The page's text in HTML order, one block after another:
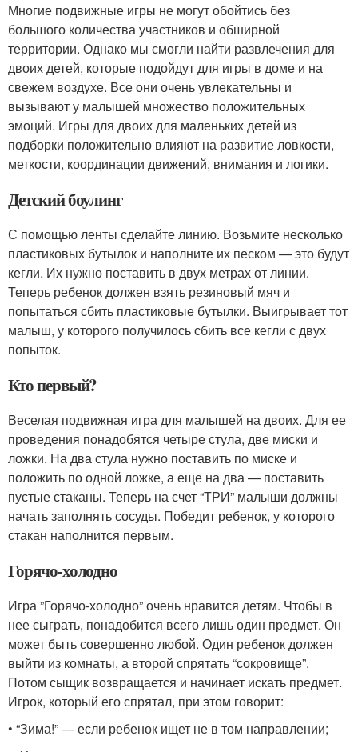
Многие подвижные игры не могут обойтись без
большого количества участников и обширной
территории. Однако мы смогли найти развлечения для
двоих детей, которые подойдут для игры в доме и на
свежем воздухе. Все они очень увлекательны и
вызывают у малышей множество положительных
эмоций. Игры для двоих для маленьких детей из
подборки положительно влияют на развитие ловкости,
меткости, координации движений, внимания и логики.
Детский боулинг
С помощью ленты сделайте линию. Возьмите несколько
пластиковых бутылок и наполните их песком — это будут
кегли. Их нужно поставить в двух метрах от линии.
Теперь ребенок должен взять резиновый мяч и
попытаться сбить пластиковые бутылки. Выигрывает тот
малыш, у которого получилось сбить все кегли с двух
попыток.
Кто первый?
Веселая подвижная игра для малышей на двоих. Для ее
проведения понадобятся четыре стула, две миски и
ложки. На два стула нужно поставить по миске и
положить по одной ложке, а еще на два — поставить
пустые стаканы. Теперь на счет “ТРИ” малыши должны
начать заполнять сосуды. Победит ребенок, у которого
стакан наполнится первым.
Горячо-холодно
Игра ”Горячо-холодно” очень нравится детям. Чтобы в
нее сыграть, понадобится всего лишь один предмет. Он
может быть совершенно любой. Один ребенок должен
выйти из комнаты, а второй спрятать “сокровище”.
Потом сыщик возвращается и начинает искать предмет.
Игрок, который его спрятал, при этом говорит:
• “Зима!” — если ребенок ищет не в том направлении;